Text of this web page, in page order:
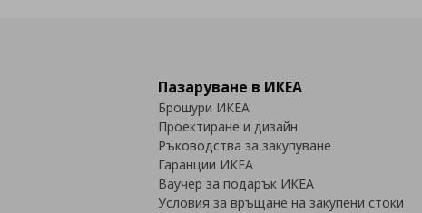
Пазаруване в ИКЕА
Брошури ИКЕА
Проектиране и дизайн
Ръководства за закупуване
Гаранции ИКЕА
Ваучер за подарък ИКЕА
Условия за връщане на закупени стоки